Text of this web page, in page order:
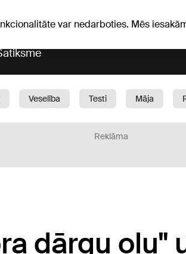
var nedarboties. Mēs
Veselība Testi Māja
Reklāma
dārgu olu"